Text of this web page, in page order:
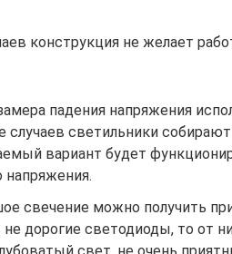
конструкция не желает
падения напряжения
случаев светильники
вариант будет
напряжения.
свечение можно получить
не дорогие светодиоды, то от